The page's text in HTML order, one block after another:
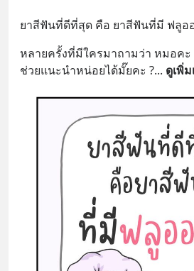
ยาสีฟันที่ดีที่สุด คือ ยาสีฟันที่มี ฟลูอ
หลายครั้งที่มีใครมาถามว่า หมอค
ช่วยแนะนำหน่อยได้มั๊ยคะ ?... ดูเพิ่ม